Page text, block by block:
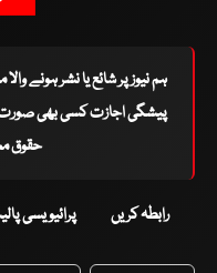
ہم نیوز پر شائع یا نشر ہونے
پیشگی اجازت کسی بھی صورت
حقوق
رابطہ کریں پرائیویسی